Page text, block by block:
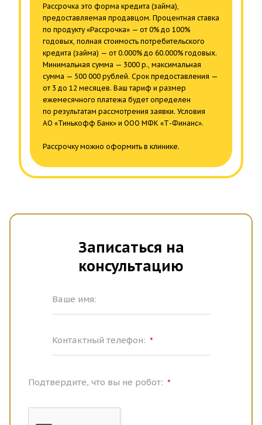
коллагена. В результате кожа становится более
упругой и эластичной, признаки старения заметно
улучшаются, овал лица становится более четким.
Коллост выпускается в инъекциях различной
концентрации. Гель внутри ампул представляет собой
бесцветную взвесь, а ее количество и концентрация
зависит от предназначения инъекций.
Препарат российского производства содержит сферы
из частично гидролизованного коллагена, пептиды
коллагена, аминокислоты и другие полезные
регенерации. Как следствие, способствует
восполняет объемы ткани, не являясь при этом
филлером, улучшает микроциркуляцию и детокс кожи.
Рассрочка это форма кредита (займа),
предоставляемая продавцом. Процентная ставка
по продукту «Рассрочка» — от 0% до 100%
годовых, полная стоимость потребительского
кредита (займа) — от 0.000% до 60.000% годовых.
Минимальная сумма — 3000 р., максимальная
сумма — 500 000 рублей. Срок предоставления —
от 3 до 12 месяцев. Ваш тариф и размер
ежемесячного платежа будет определен
по результатам рассмотрения заявки. Условия
АО «Тинькофф Банк» и ООО МФК «Т-Финанс».
Рассрочку можно оформить в клинике.
Записаться на
консультацию
Ваше имя:
Контактный телефон: *
Подтвердите, что вы не робот: *